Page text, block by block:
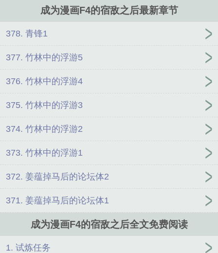
射出朵朵血花，在对方目眦欲裂的视线中，淡淡道：“你不过是在我
子、阴湿男鬼无缝切换。姜允在棋盘上将对方杀得片甲不留，看着两
只性格迥异、却透出同样绝望神色的眼睛。“教你们下棋，只是想培
养你们来打败我，只可惜，我很失望。”F3是诡异怪谈漫中的天才黑
客，万千种诡异，都能成为他的容器。姜允伸手掐住他的脖子，欣赏
吧。”F4是异能学院漫中的冷血操
成为漫画F4的宿敌之后最新章节
378. 青锋1
377. 竹林中的浮游5
376. 竹林中的浮游4
375. 竹林中的浮游3
374. 竹林中的浮游2
373. 竹林中的浮游1
372. 姜蕴掉马后的论坛体2
371. 姜蕴掉马后的论坛体1
成为漫画F4的宿敌之后全文免费阅读
1. 试炼任务